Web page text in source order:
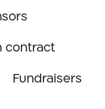
contract
Fundraisers